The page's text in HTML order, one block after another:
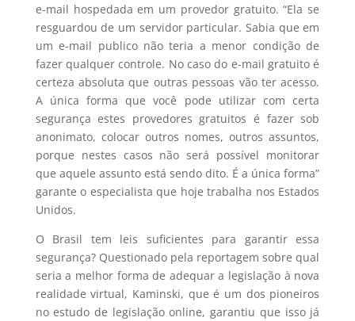
e-mail hospedada em um provedor gratuito. “Ela se
resguardou de um servidor particular. Sabia que em
um e-mail publico não teria a menor condição de
fazer qualquer controle. No caso do e-mail gratuito é
certeza absoluta que outras pessoas vão ter acesso.
A única forma que você pode utilizar com certa
segurança estes provedores gratuitos é fazer sob
anonimato, colocar outros nomes, outros assuntos,
porque nestes casos não será possível monitorar
que aquele assunto está sendo dito. É a única forma”
garante o especialista que hoje trabalha nos Estados
Unidos.
O Brasil tem leis suficientes para garantir essa
segurança? Questionado pela reportagem sobre qual
seria a melhor forma de adequar a legislação à nova
realidade virtual, Kaminski, que é um dos pioneiros
no estudo de legislação online, garantiu que isso já